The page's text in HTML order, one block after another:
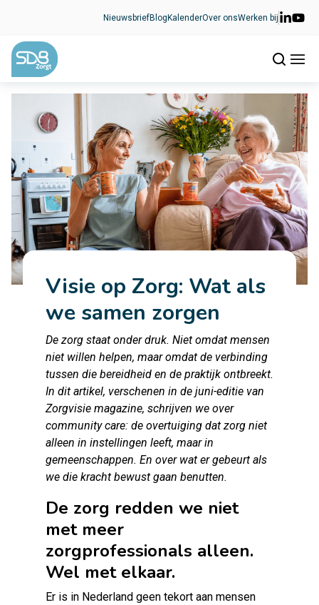
NieuwsbriefBlog KalenderOver onsWerken bij
Visie op Zorg: Wat als
we samen zorgen
De zorg staat onder druk. Niet omdat mensen
niet willen helpen, maar omdat de verbinding
tussen die bereidheid en de praktijk ontbreekt.
In dit artikel, verschenen in de juni-editie van
Zorgvisie magazine, schrijven we over
community care: de overtuiging dat zorg niet
alleen in instellingen leeft, maar in
gemeenschappen. En over wat er gebeurt als
we die kracht bewust gaan benutten.
De zorg redden we niet
met meer
zorgprofessionals alleen.
Wel met elkaar.
Er is in Nederland geen tekort aan mensen